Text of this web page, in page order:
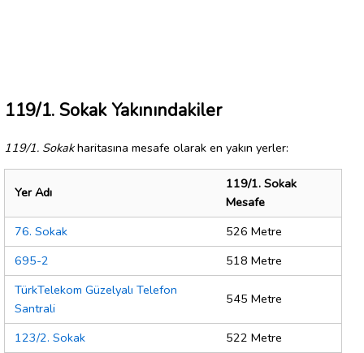
119/1. Sokak Yakınındakiler
119/1. Sokakharitasına mesafe olarak en yakın yerler:
Yer Adı
119/1. Sokak
Mesafe
76. Sokak
526 Metre
695-2
518 Metre
TürkTelekom Güzelyalı Telefon
Santrali
545 Metre
123/2. Sokak
522 Metre